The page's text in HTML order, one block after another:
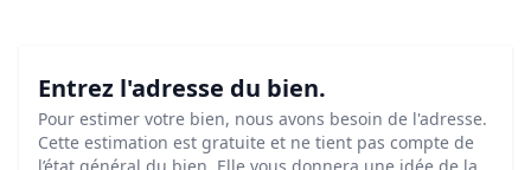
Entrez l'adresse du bien.
Pour estimer votre bien, nous avons besoin de l'adresse.
Cette estimation est gratuite et ne tient pas compte de